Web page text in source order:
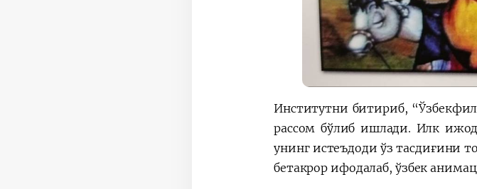
Институтни битириб,
рассом бўлиб ишлади. Илк
унинг истеъдоди ўз тасдиғини
бетакрор ифодалаб, ўзбек